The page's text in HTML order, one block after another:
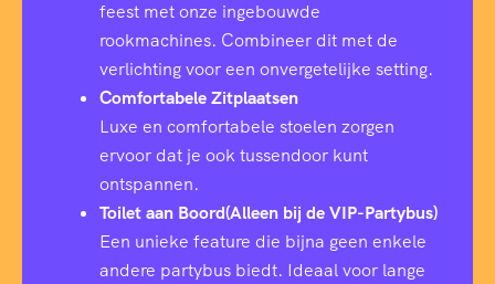
feest met onze ingebouwde
rookmachines. Combineer dit met de
verlichting voor een onvergetelijke setting.
Comfortabele Zitplaatsen
Luxe en comfortabele stoelen zorgen
ervoor dat je ook tussendoor kunt
ontspannen.
Toilet aan Boord(Alleen bij de VIP-Partybus)
Een unieke feature die bijna geen enkele
andere partybus biedt. Ideaal voor lange